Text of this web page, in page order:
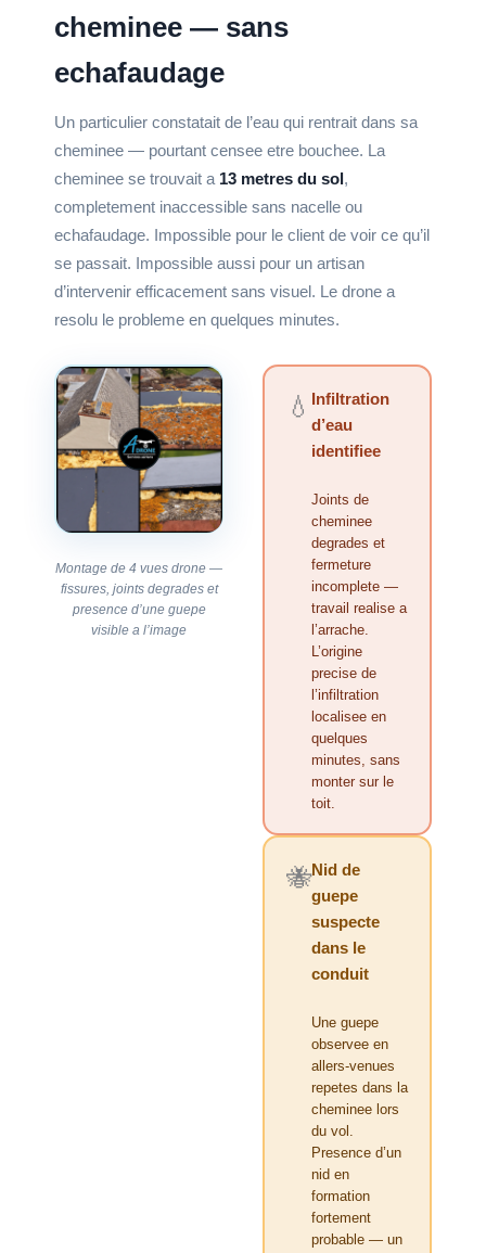
cheminee — sans
echafaudage
Un particulier constatait de l’eau qui rentrait dans sa
cheminee — pourtant censee etre bouchee. La
cheminee se trouvait a 13 metres du sol,
completement inaccessible sans nacelle ou
echafaudage. Impossible pour le client de voir ce qu’il
se passait. Impossible aussi pour un artisan
d’intervenir efficacement sans visuel. Le drone a
resolu le probleme en quelques minutes.
Montage de 4 vues drone —
fissures, joints degrades et
presence d’une guepe
visible a l’image
💧 Infiltration
d’eau
identifiee
Joints de
cheminee
degrades et
fermeture
incomplete —
travail realise a
l’arrache.
L’origine
precise de
l’infiltration
localisee en
quelques
minutes, sans
monter sur le
toit.
🐝Nid de
guepe
suspecte
dans le
conduit
Une guepe
observee en
allers-venues
repetes dans la
cheminee lors
du vol.
Presence d’un
nid en
formation
fortement
probable — un